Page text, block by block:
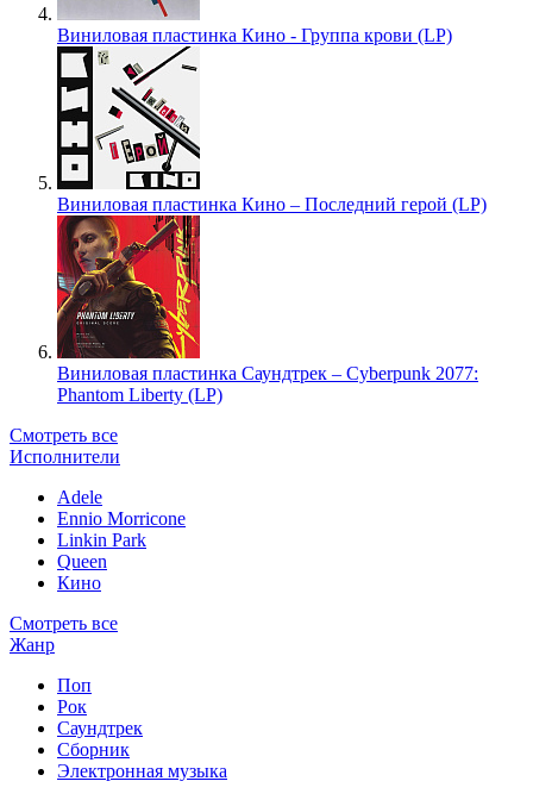
Виниловая пластинка Кино - Группа крови (LP)
Виниловая пластинка Кино – Последний герой (LP)
Виниловая пластинка Саундтрек – Cyberpunk 2077:
Phantom Liberty (LP)
Смотреть все
Исполнители
Adele
Ennio Morricone
Linkin Park
Queen
Кино
Смотреть все
Жанр
Поп
Рок
Саундтрек
Сборник
Электронная музыка